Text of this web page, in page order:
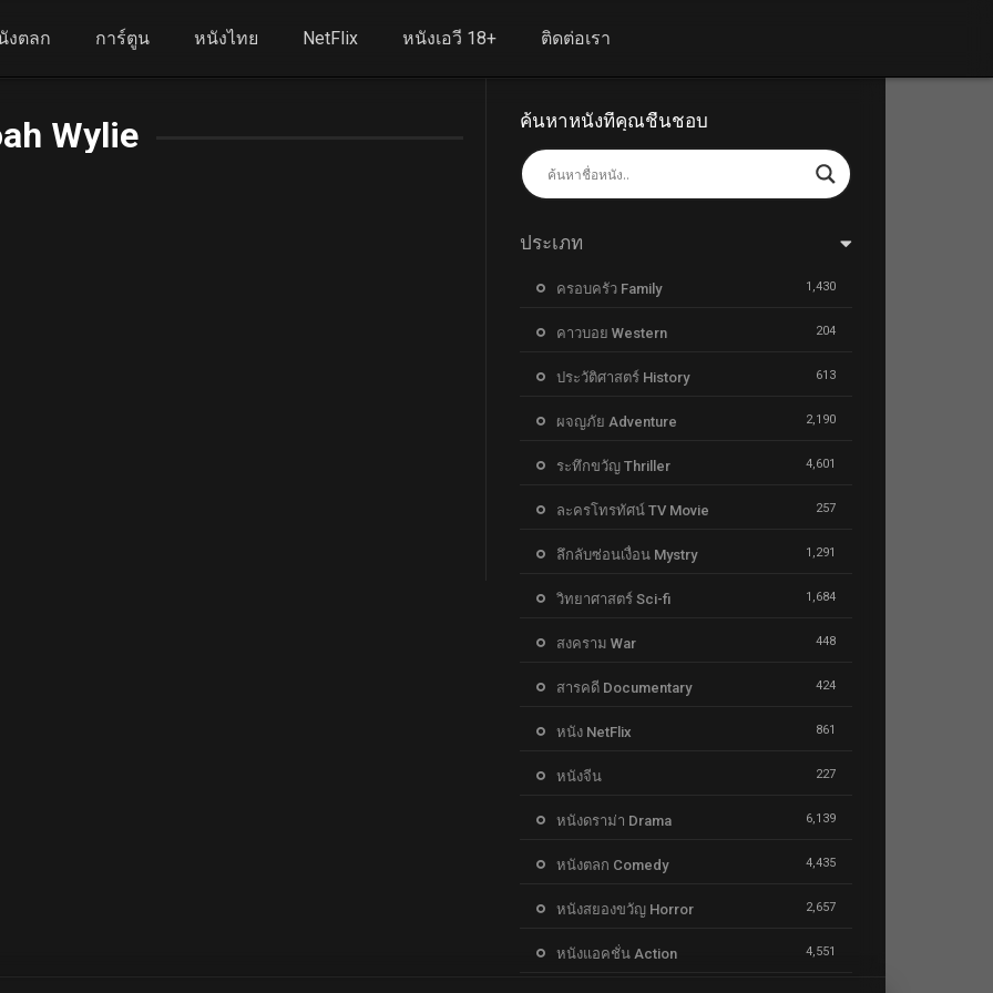
งตลก การ์ตูน หนังไทย NetFlix หนังเอวี 18+ ติดต่อเรา
Wylie ค้นหาหนังที่คุณชื่นชอบ
ประเภท
ครอบครัว Family 1,430
คาวบอย Western 204
ประวัติศาสตร์ History 613
ผจญภัย Adventure 2,190
ระทึกขวัญ Thriller 4,601
ละครโทรทัศน์ TV Movie 257
ลึกลับซ่อนเงื่อน Mystry 1,291
วิทยาศาสตร์ Sci-fi 1,684
สงคราม War 448
สารคดี Documentary 424
หนัง NetFlix 861
หนังจีน 227
หนังดราม่า Drama 6,139
หนังตลก Comedy 4,435
หนังสยองขวัญ Horror 2,657
หนังแอคชั่น Action 4,551